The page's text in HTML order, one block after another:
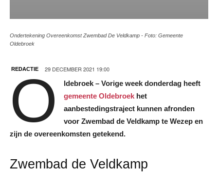
Ondertekening Overeenkomst Zwembad De Veldkamp - Foto: Gemeente
Oldebroek
REDACTIE 29 DECEMBER 2021 19:00
O
ldebroek – Vorige week donderdag heeft
gemeente Oldebroekhet
aanbestedingstraject kunnen afronden
voor Zwembad de Veldkamp te Wezep en
zijn de overeenkomsten getekend.
Zwembad de Veldkamp